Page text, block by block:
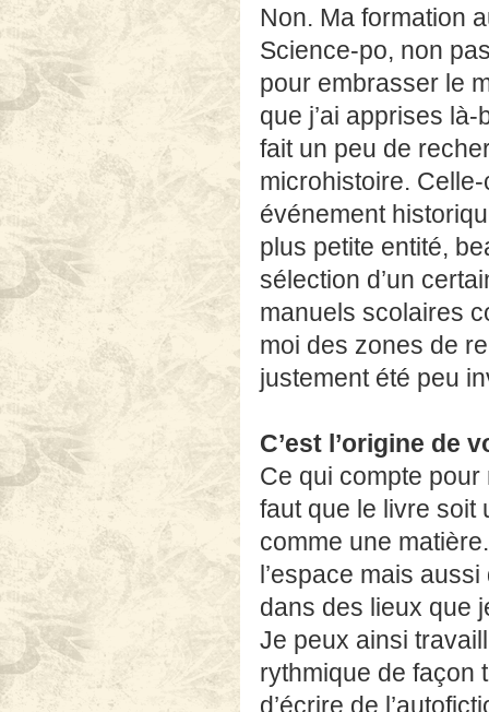
Non. Ma formation
Science-po, non
pour embrasser le
que j’ai apprises là-
fait un peu de
microhistoire.
événement
plus petite entité,
sélection d’un
manuels scolaires
moi des zones de
justement été peu
C’est l’origine de
Ce qui compte pour
faut que le livre soit
comme une
l’espace mais
dans des lieux que
Je peux ainsi
rythmique de façon
d’écrire de